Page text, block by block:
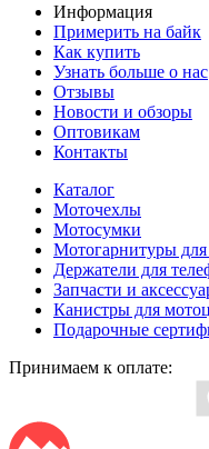
Информация
Примерить на байк
Как купить
Узнать больше о нас
Отзывы
Новости и обзоры
Оптовикам
Контакты
Каталог
Моточехлы
Мотосумки
Мотогарнитуры
Держатели для
Запчасти и
Канистры для
Подарочные
Принимаем к оплате: